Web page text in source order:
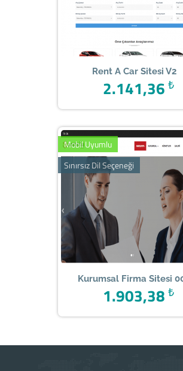
Rent A Car Sitesi V2
₺
2.141,36
Mobil Uyumlu
Sınırsız Dil Seçeneği
Kurumsal Firma Sitesi
₺
1.903,38